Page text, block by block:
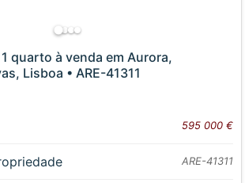
quarto à venda em Aurora,
Lisboa • ARE-41311
595 000 €
ARE-41311